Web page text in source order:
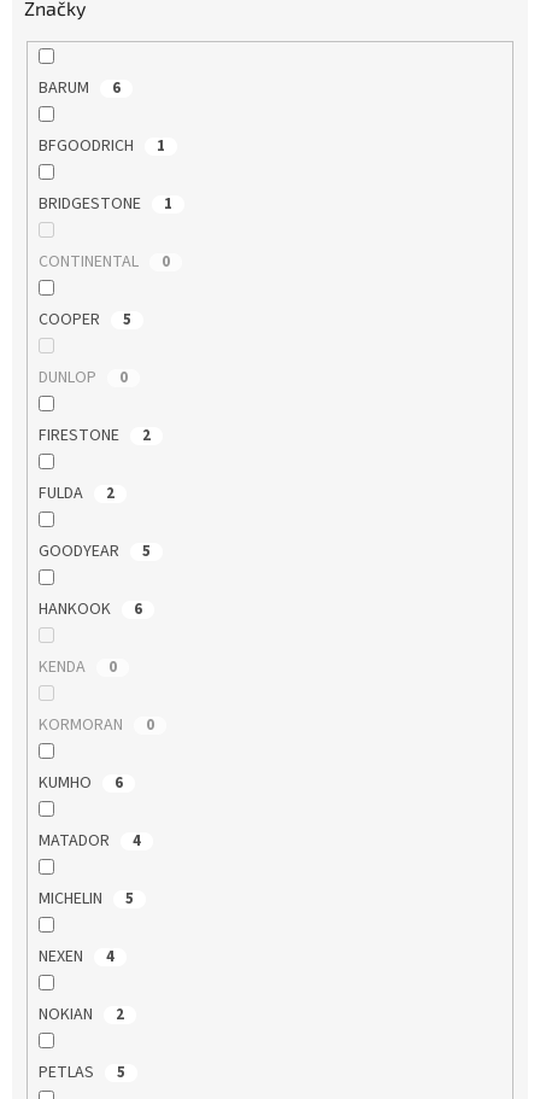
Značky
BARUM 6
BFGOODRICH 1
BRIDGESTONE 1
CONTINENTAL 0
COOPER 5
DUNLOP 0
FIRESTONE 2
FULDA 2
GOODYEAR 5
HANKOOK 6
KENDA 0
KORMORAN 0
KUMHO 6
MATADOR 4
MICHELIN 5
NEXEN 4
NOKIAN 2
PETLAS 5